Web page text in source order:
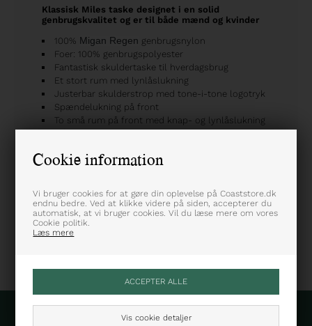
Cookie information
Vi bruger cookies for at gøre din oplevelse på Coaststore.dk
endnu bedre. Ved at klikke videre på siden, accepterer du
automatisk, at vi bruger cookies. Vil du læse mere om vores
Cookie politik.
Læs mere
Vis cookie detaljer
Klassisk Miles taske designet i en solid
genbrugskvalitet og er til både mænd og kvinder
100% Migan Regen genbrugsnylon
Foer: 100% genbrugspolyester
Fantastisk skuldertaske til hverdagsbrug
Et stort rum med lynlåslukning
Justerbar skulderstrop med tone-i-tone logotryk
Spændelukning på front
To små rum på front med knap- og lynlåslukning
Designet i et glat og vandafvisende materiale